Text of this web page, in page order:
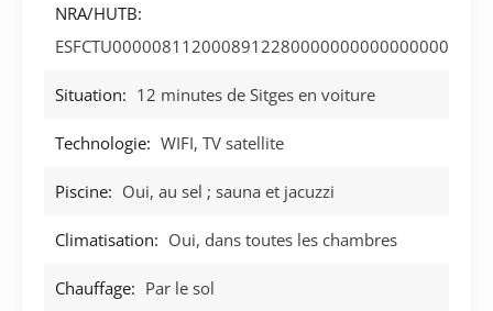
NRA/HUTB:
ESFCTU0000081120008912280000000000000000
Situation: 12 minutes de Sitges en voiture
Technologie: WIFI, TV satellite
Piscine: Oui, au sel ; sauna et jacuzzi
Climatisation: Oui, dans toutes les chambres
Chauffage: Par le sol